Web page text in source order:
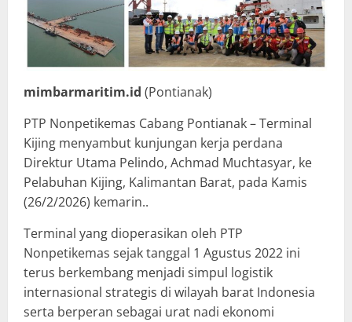
mimbarmaritim.id (Pontianak)
PTP Nonpetikemas Cabang Pontianak – Terminal
Kijing menyambut kunjungan kerja perdana
Direktur Utama Pelindo, Achmad Muchtasyar, ke
Pelabuhan Kijing, Kalimantan Barat, pada Kamis
(26/2/2026) kemarin..
Terminal yang dioperasikan oleh PTP
Nonpetikemas sejak tanggal 1 Agustus 2022 ini
terus berkembang menjadi simpul logistik
internasional strategis di wilayah barat Indonesia
serta berperan sebagai urat nadi ekonomi